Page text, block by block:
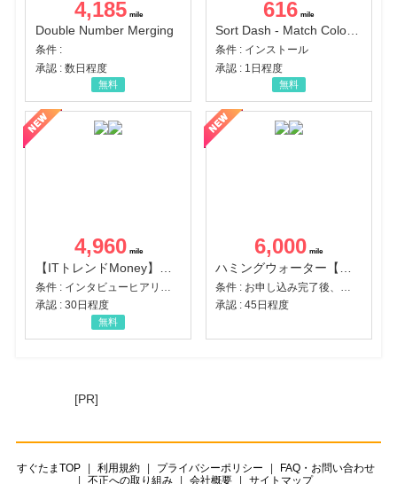
4,185
Double Number Merging
条件 :
承認 : 数日程度
無料
616
Sort Dash - Match Color Puzzle（チャレンジ11完了）（Android）
条件 : インストール
承認 : 1日程度
無料
4,960
承認 : 30日程度
無料
6,000
承認 : 45日程度
[PR]
すぐたまTOP 利用規約 プライバシーポリシー
FAQ・お問い合わせ
不正への取り組み
会社概要 サイトマップ